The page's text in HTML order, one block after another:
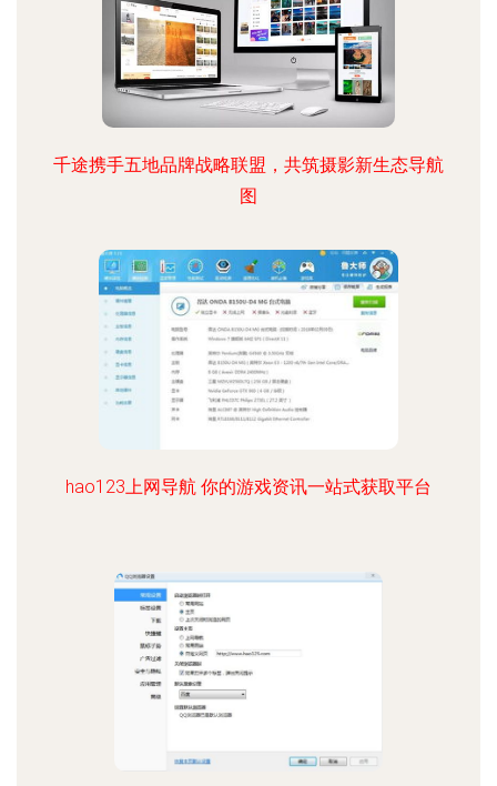
千途携手五地品牌战略联盟，共筑摄影新生态导航
图
hao123上网导航 你的游戏资讯一站式获取平台